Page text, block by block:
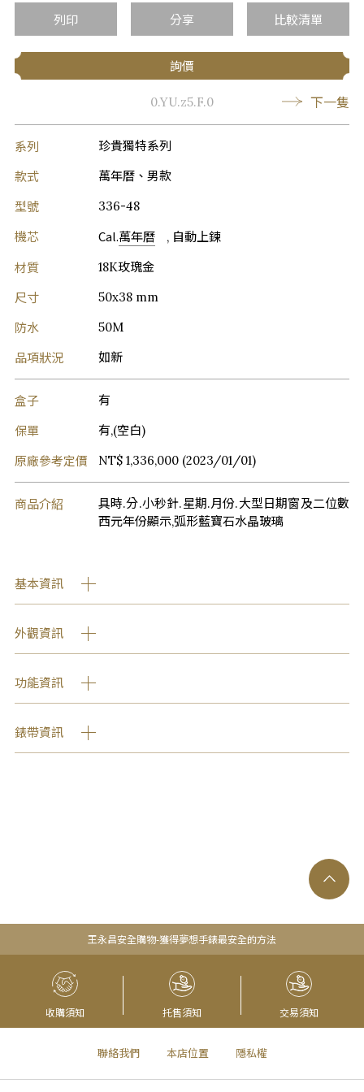
列印 分享 比較清單
詢價
0.YU.z5.F.0 下一隻
系列 珍貴獨特系列
款式 萬年曆、男款
型號 336-48
機芯 Cal.萬年曆 , 自動上鍊
材質 18K玫瑰金
尺寸 50x38 mm
防水 50M
品項狀況 如新
盒子 有
保單 有,(空白)
原廠參考定價 NT$ 1,336,000 (2023/01/01)
商品介紹
具時.分.小秒針.星期.月份.大型日期窗及二位數
西元年份顯示,弧形藍寶石水晶玻璃
基本資訊
外觀資訊
功能資訊
錶帶資訊
王永昌安全購物-獲得夢想手錶最安全的方法
收購須知 托售須知 交易須知
聯絡我們 本店位置 隱私權